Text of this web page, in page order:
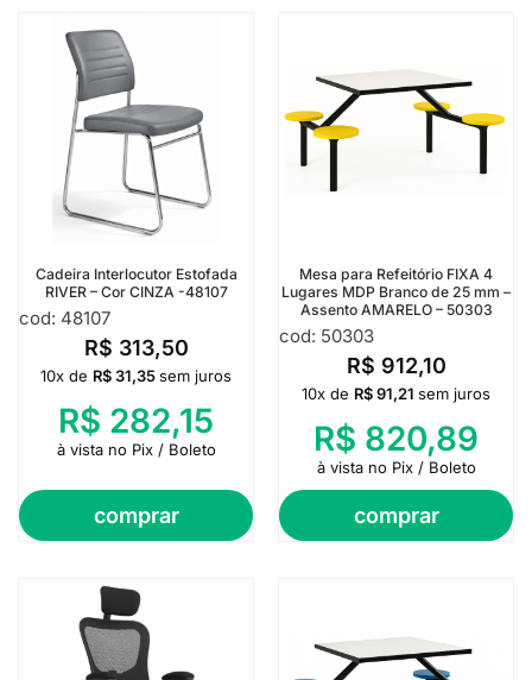
Cadeira Interlocutor Estofada
RIVER – Cor CINZA -48107
cod: 48107
R$ 313,50
comprar
10x de R$31,35sem juros
R$ 282,15
à vista no Pix / Boleto
Mesa para Refeitório FIXA 4
Lugares MDP Branco de 25 mm –
Assento AMARELO – 50303
cod: 50303
R$ 912,10
comprar
10x de R$91,21 sem juros
R$ 820,89
à vista no Pix / Boleto